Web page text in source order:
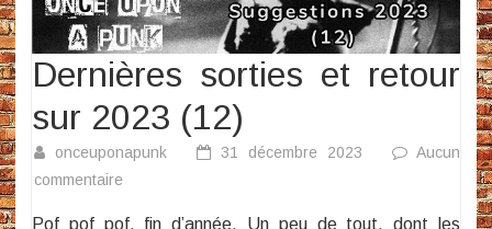
Dernières sorties et retour
sur 2023 (12)
onceuponapunk 31 décembre 2023
Aucun
commentaire
Pof pof pof, fin d’année. Un peu de tout, dont les